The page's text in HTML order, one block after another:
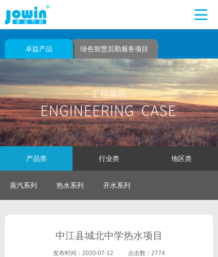
卓益产品 绿色智慧后勤服务项目
产品类 行业类 地区类
蒸汽系列 热水系列 开水系列
中江县城北中学热水项目
发布时间：2020-07-12 点击数：2774